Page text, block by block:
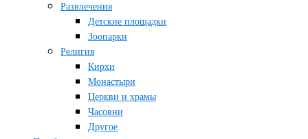
Развлечения
Детские площадки
Зоопарки
Религия
Кирхи
Монастыри
Церкви и храмы
Часовни
Другое